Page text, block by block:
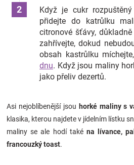
Když je cukr
přidejte do katrůlku
citronové šťávy,
zahřívejte, dokud
obsah kastrůlku
dnu. Když jsou maliny
jako přeliv dezertů.
Asi nejoblíbenější jsou horké maliny s
klasika, kterou najdete v jídelním lístku
maliny se ale hodí také na lívance,
francouzký toast.